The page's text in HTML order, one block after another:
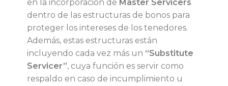
d
o
en la incorporación de Master Servicers
dentro de las estructuras de bonos para
proteger los intereses de los tenedores.
Además, estas estructuras están
incluyendo cada vez más un “Substitute
Servicer”, cuya función es servir como
respaldo en caso de incumplimiento u